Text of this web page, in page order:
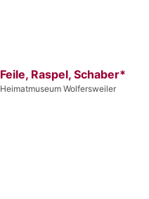
Feile, Raspel, Schaber*
Heimatmuseum Wolfersweiler